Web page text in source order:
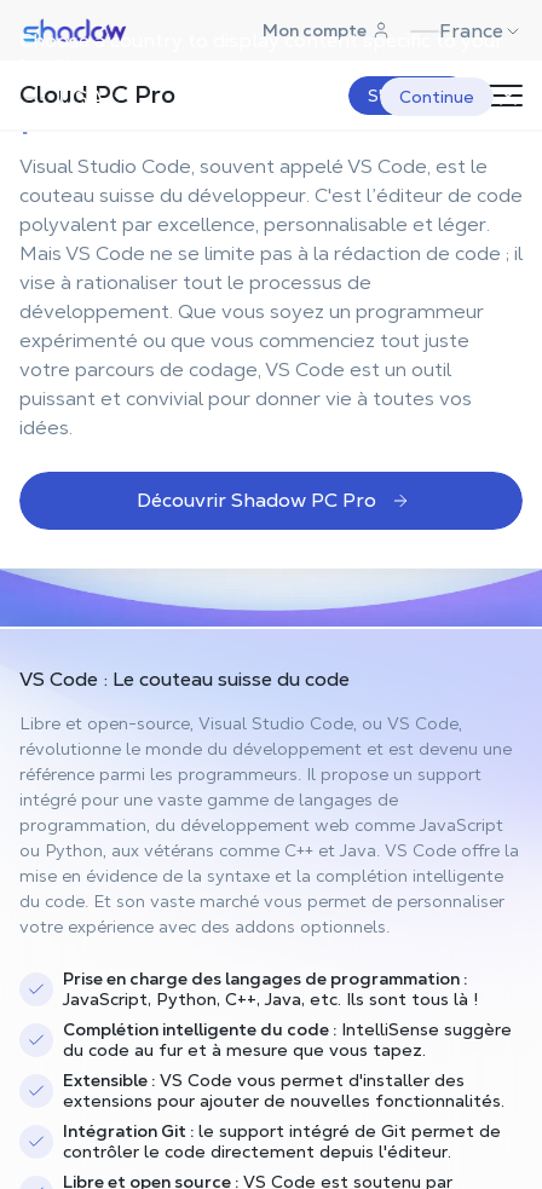
Choose a country to display content specific to your
USA Continue
Shadow.tech Mon compte France
Cloud PC Pro S'abonner
Votre station de travail
pour Visual Studio Code
Visual Studio Code, souvent appelé VS Code, est le
couteau suisse du développeur. C'est l’éditeur de code
polyvalent par excellence, personnalisable et léger.
Mais VS Code ne se limite pas à la rédaction de code ; il
vise à rationaliser tout le processus de
développement. Que vous soyez un programmeur
expérimenté ou que vous commenciez tout juste
votre parcours de codage, VS Code est un outil
puissant et convivial pour donner vie à toutes vos
idées.
Découvrir Shadow PC Pro
VS Code : Le couteau suisse du code
Libre et open-source, Visual Studio Code, ou VS Code,
révolutionne le monde du développement et est devenu une
référence parmi les programmeurs. Il propose un support
intégré pour une vaste gamme de langages de
programmation, du développement web comme JavaScript
ou Python, aux vétérans comme C++ et Java. VS Code offre la
mise en évidence de la syntaxe et la complétion intelligente
du code. Et son vaste marché vous permet de personnaliser
votre expérience avec des addons optionnels.
Prise en charge des langages de programmation :
JavaScript, Python, C++, Java, etc. Ils sont tous là !
Complétion intelligente du code : IntelliSense suggère
du code au fur et à mesure que vous tapez.
Extensible : VS Code vous permet d'installer des
extensions pour ajouter de nouvelles fonctionnalités.
Intégration Git : le support intégré de Git permet de
contrôler le code directement depuis l'éditeur.
Libre et open source : VS Code est soutenu par